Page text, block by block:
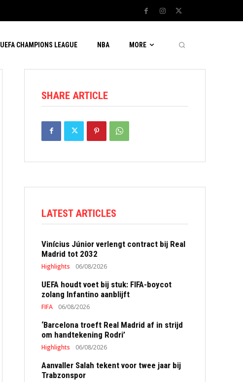
UEFA CHAMPIONS LEAGUE NBA MORE
SHARE ARTICLE
LATEST ARTICLES
Vinícius Júnior verlengt contract bij Real
Madrid tot 2032
Highlights 06/08/2026
UEFA houdt voet bij stuk: FIFA-boycot
zolang Infantino aanblijft
FIFA 06/08/2026
‘Barcelona troeft Real Madrid af in strijd
om handtekening Rodri’
Highlights 06/08/2026
Aanvaller Salah tekent voor twee jaar bij
Trabzonspor